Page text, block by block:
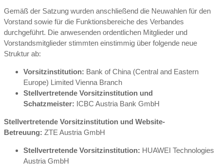
Gemäß der Satzung wurden anschließend die Neuwahlen für den
Vorstand sowie für die Funktionsbereiche des Verbandes
durchgeführt. Die anwesenden ordentlichen Mitglieder und
Vorstandsmitglieder stimmten einstimmig über folgende neue
Struktur ab:
Vorsitzinstitution: Bank of China (Central and Eastern
Europe) Limited Vienna Branch
Stellvertretende Vorsitzinstitution und
Schatzmeister: ICBC Austria Bank GmbH
Stellvertretende Vorsitzinstitution und Website-
Betreuung: ZTE Austria GmbH
Stellvertretende Vorsitzinstitution: HUAWEI Technologies
Austria GmbH